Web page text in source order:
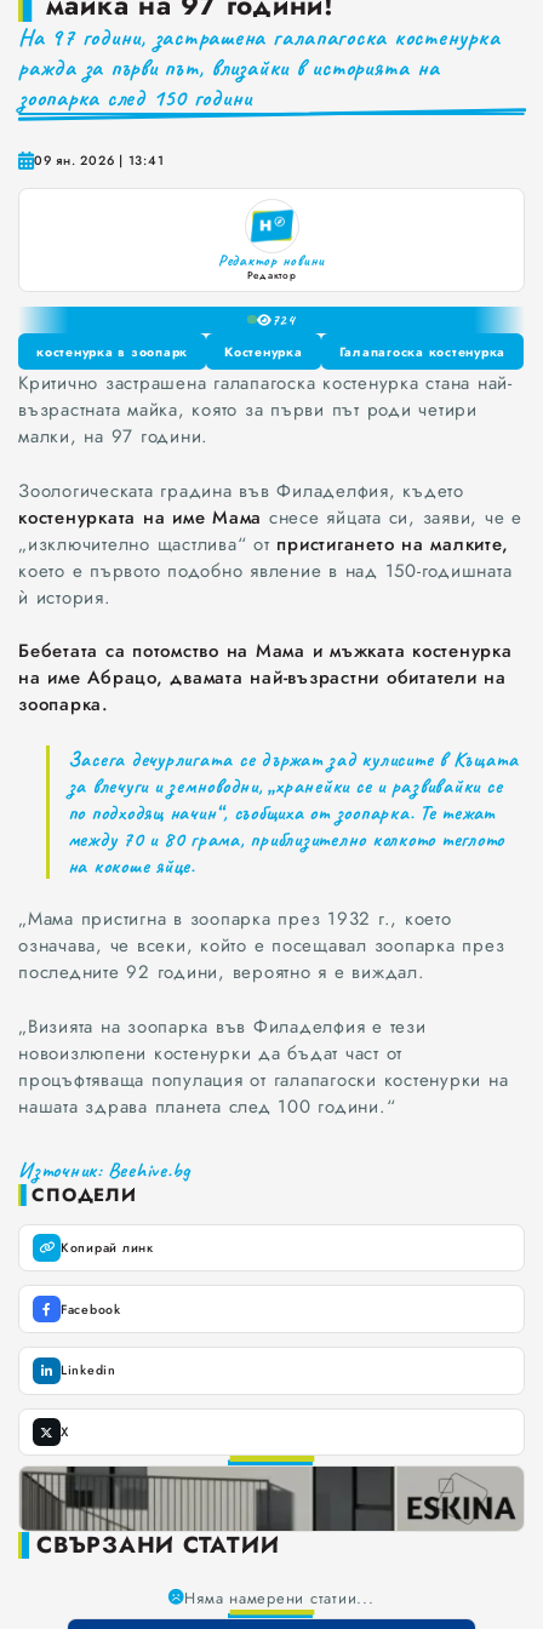
Краставиците са 95% вода. Предлагат ли някакви хранителни ползи?
Как да постъпваме с близките, които не ни ценят
На 97 години, застрашена галапагоска костенурка
ражда за първи път, влизайки в историята на
зоопарка след 150 години
09 ян. 2026 | 13:41
Редактор новини
Редактор
72
0
1
2
3
4
5
6
8
костенурка в зоопарк
костенурка в зоопарк
Костенурка
Костенурка
Галапагоска костенурка
Галапагоска костенурка
Критично застрашена галапагоска костенурка стана най-
възрастната майка, която за първи път роди четири
малки, на 97 години.
Зоологическата градина във Филаделфия, където
костенурката на име Мама снесе яйцата си, заяви, че е
„изключително щастлива“ от пристигането на малките,
което е първото подобно явление в над 150-годишната
ѝ история.
Бебетата са потомство на Мама и мъжката костенурка
на име Абрацо, двамата най-възрастни обитатели на
зоопарка.
Засега дечурлигата се държат зад кулисите в Къщата
за влечуги и земноводни, „хранейки се и развивайки се
по подходящ начин“, съобщиха от зоопарка. Те тежат
между 70 и 80 грама, приблизително колкото теглото
на кокоше яйце.
„Мама пристигна в зоопарка през 1932 г., което
означава, че всеки, който е посещавал зоопарка през
последните 92 години, вероятно я е виждал.
„Визията на зоопарка във Филаделфия е тези
новоизлюпени костенурки да бъдат част от
процъфтяваща популация от галапагоски костенурки на
нашата здрава планета след 100 години.“
Източник: Beehive.bg
СПОДЕЛИ
Копирай линк
Facebook
Linkedin
X
СВЪРЗАНИ СТАТИИ
Няма намерени статии...